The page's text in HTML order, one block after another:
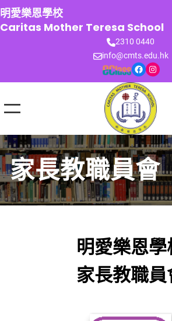
跳
至
主
明愛樂恩學校
Caritas Mother Teresa School
2310 0440
info@cmts.edu.hk
Facebook Instagram
家長教職員會
明愛樂恩學
家長教職員